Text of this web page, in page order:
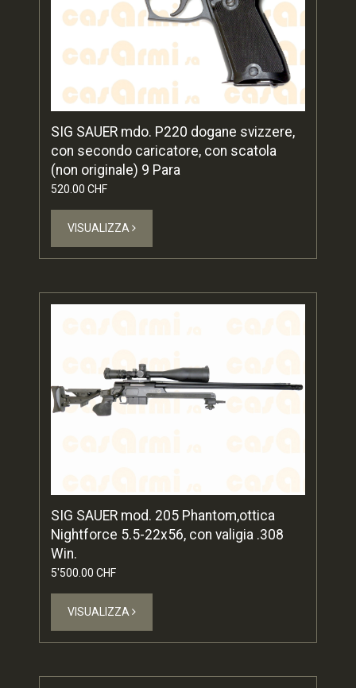
SIG SAUER mdo. P220 dogane svizzere,
con secondo caricatore, con scatola
(non originale) 9 Para
520.00 CHF
VISUALIZZA
SIG SAUER mod. 205 Phantom,ottica
Nightforce 5.5-22x56, con valigia .308
Win.
5'500.00 CHF
VISUALIZZA